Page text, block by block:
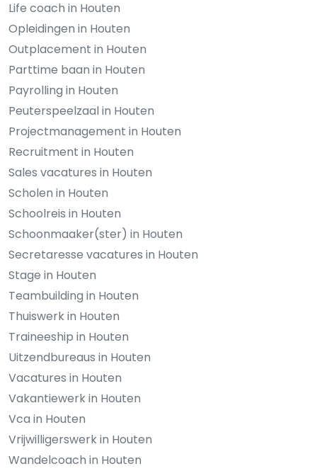
Life coach in Houten
Opleidingen in Houten
Outplacement in Houten
Parttime baan in Houten
Payrolling in Houten
Peuterspeelzaal in Houten
Projectmanagement in Houten
Recruitment in Houten
Sales vacatures in Houten
Scholen in Houten
Schoolreis in Houten
Schoonmaaker(ster) in Houten
Secretaresse vacatures in Houten
Stage in Houten
Teambuilding in Houten
Thuiswerk in Houten
Traineeship in Houten
Uitzendbureaus in Houten
Vacatures in Houten
Vakantiewerk in Houten
Vca in Houten
Vrijwilligerswerk in Houten
Wandelcoach in Houten